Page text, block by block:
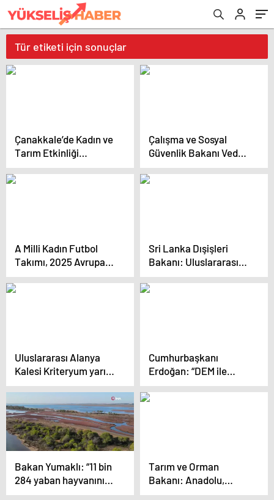
Tür etiketi için sonuçlar
Çanakkale’de Kadın ve
Tarım Etkinliği
Düzenlendi
Çalışma ve Sosyal
Güvenlik Bakanı Vedat
Işıkhan, Adana’da bin
500 kişinin istihdam
A Milli Kadın Futbol
Takımı, 2025 Avrupa
Şampiyonası
Elemeleri’nde
Sri Lanka Dışişleri
Bakanı: Uluslararası
Mimaride Değişim
Zamanı Geldi
Uluslararası Alanya
Kalesi Kriteryum yarışı
gerçekleştirildi
Cumhurbaşkanı
Erdoğan: “DEM ile
demlendi”
Bakan Yumaklı: “11 bin
284 yaban hayvanını
tedavi edip doğal
Tarım ve Orman
Bakanı: Anadolu,
Yabani Bitki Türlerine